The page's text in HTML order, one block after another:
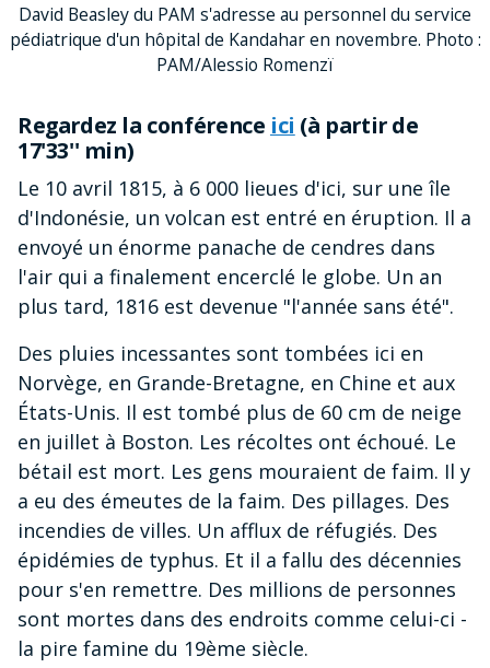
David Beasley du PAM s'adresse au personnel du service
pédiatrique d'un hôpital de Kandahar en novembre. Photo :
PAM/Alessio Romenzï
Regardez la conférence ici (à partir de
17'33'' min)
Le 10 avril 1815, à 6 000 lieues d'ici, sur une île
d'Indonésie, un volcan est entré en éruption. Il a
envoyé un énorme panache de cendres dans
l'air qui a finalement encerclé le globe. Un an
plus tard, 1816 est devenue "l'année sans été".
Des pluies incessantes sont tombées ici en
Norvège, en Grande-Bretagne, en Chine et aux
États-Unis. Il est tombé plus de 60 cm de neige
en juillet à Boston. Les récoltes ont échoué. Le
bétail est mort. Les gens mouraient de faim. Il y
a eu des émeutes de la faim. Des pillages. Des
incendies de villes. Un afflux de réfugiés. Des
épidémies de typhus. Et il a fallu des décennies
pour s'en remettre. Des millions de personnes
sont mortes dans des endroits comme celui-ci -
la pire famine du 19ème siècle.